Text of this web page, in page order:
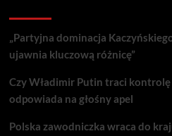
„Partyjna dominacja
ujawnia kluczową różnicę”
Czy Władimir Putin traci kontrolę
odpowiada na głośny apel
Polska zawodniczka wraca do